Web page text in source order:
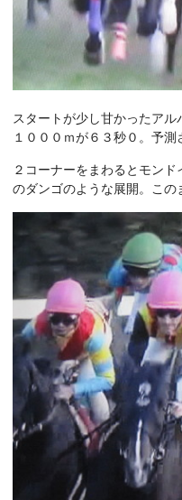
スタートが少し甘かったアル
１０００ｍが６３秒０。予測
２コーナーをまわるとモン
のダンゴのような展開。この